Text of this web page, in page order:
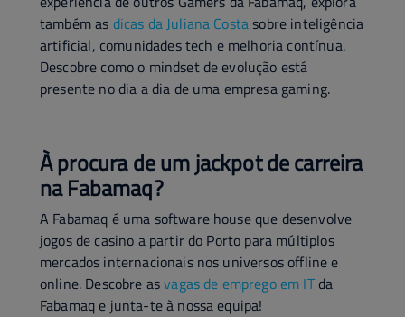
também as dicas da Juliana Costasobre inteligência
artificial, comunidades tech e melhoria contínua.
Descobre como o mindset de evolução está
presente no dia a dia de uma empresa gaming.
À procura de um jackpot de carreira
na Fabamaq?
A Fabamaq é uma software house que desenvolve
jogos de casino a partir do Porto para múltiplos
mercados internacionais nos universos offline e
online. Descobre asvagas de emprego em ITda
Fabamaq e junta-te à nossa equipa!